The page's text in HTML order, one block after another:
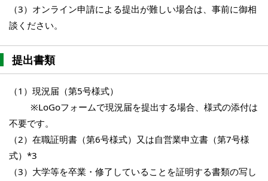
（3）オンライン申請による提出が難しい場合は、事前に御相
談ください。
提出書類
（1）現況届（第5号様式）
※LoGoフォームで現況届を提出する場合、様式の添付は
不要です。
（2）在職証明書（第6号様式）又は自営業申立書（第7号様
式）*3
（3）大学等を卒業・修了していることを証明する書類の写し